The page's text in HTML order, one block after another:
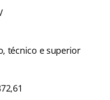
técnico e superior